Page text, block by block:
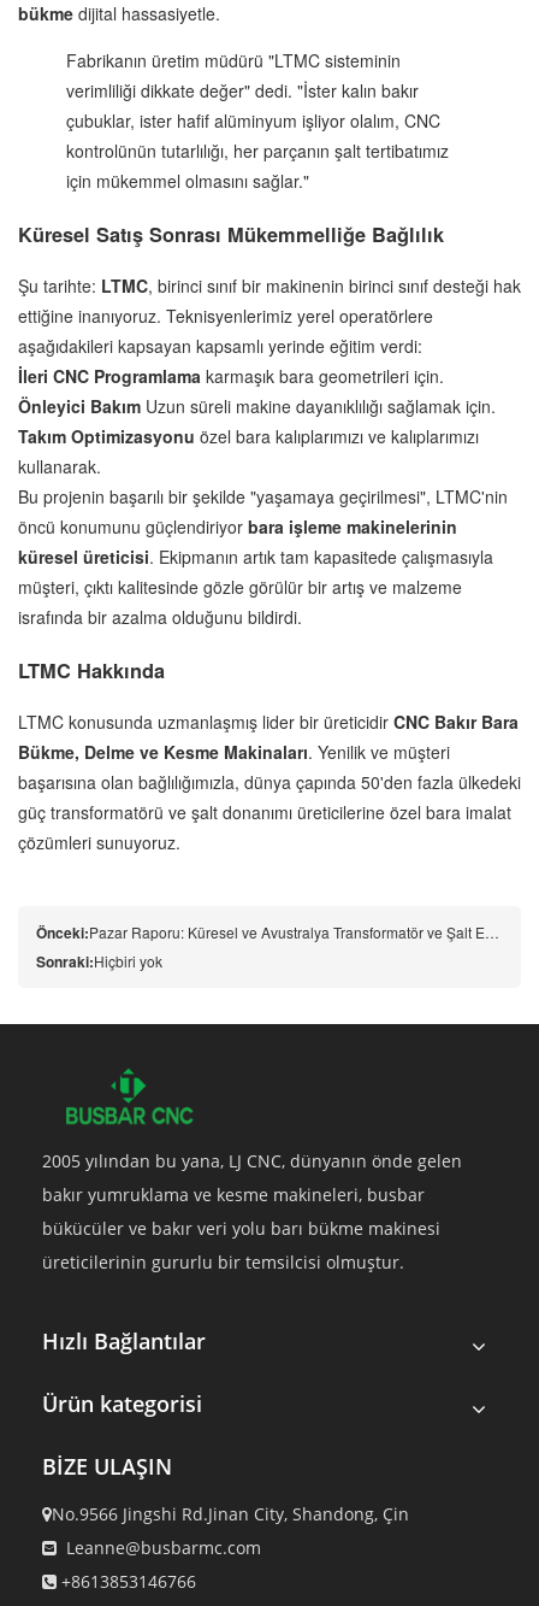
bükme dijital hassasiyetle.
Fabrikanın üretim müdürü "LTMC sisteminin
verimliliği dikkate değer" dedi. "İster kalın bakır
çubuklar, ister hafif alüminyum işliyor olalım, CNC
kontrolünün tutarlılığı, her parçanın şalt tertibatımız
için mükemmel olmasını sağlar."
Küresel Satış Sonrası Mükemmelliğe Bağlılık
Şu tarihte: LTMC, birinci sınıf bir makinenin birinci sınıf desteği hak
ettiğine inanıyoruz. Teknisyenlerimiz yerel operatörlere
aşağıdakileri kapsayan kapsamlı yerinde eğitim verdi:
İleri CNC Programlama karmaşık bara geometrileri için.
Önleyici Bakım Uzun süreli makine dayanıklılığı sağlamak için.
Takım Optimizasyonu özel bara kalıplarımızı ve kalıplarımızı
kullanarak.
Bu projenin başarılı bir şekilde "yaşamaya geçirilmesi", LTMC'nin
öncü konumunu güçlendiriyor bara işleme makinelerinin
küresel üreticisi. Ekipmanın artık tam kapasitede çalışmasıyla
müşteri, çıktı kalitesinde gözle görülür bir artış ve malzeme
israfında bir azalma olduğunu bildirdi.
LTMC Hakkında
LTMC konusunda uzmanlaşmış lider bir üreticidir CNC Bakır Bara
Bükme, Delme ve Kesme Makinaları. Yenilik ve müşteri
başarısına olan bağlılığımızla, dünya çapında 50'den fazla ülkedeki
güç transformatörü ve şalt donanımı üreticilerine özel bara imalat
çözümleri sunuyoruz.
Önceki:Pazar Raporu: Küresel ve Avustralya Transformatör ve Şalt Endüstrisi (2025-2026)
Sonraki:Hiçbiri yok
2005 yılından bu yana, LJ CNC, dünyanın önde gelen
bakır yumruklama ve kesme makineleri, busbar
bükücüler ve bakır veri yolu barı bükme makinesi
üreticilerinin gururlu bir temsilcisi olmuştur.
Hızlı Bağlantılar
Ürün kategorisi
BİZE ULAŞIN
No.9566 Jingshi Rd.Jinan City, Shandong, Çin
 Leanne@busbarmc.com
 +8613853146766